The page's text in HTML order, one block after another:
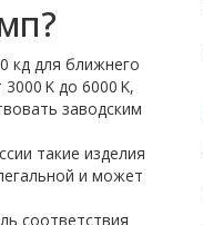
кд для ближнего
K до 6000 K,
заводским
такие изделия
и может
соответствия